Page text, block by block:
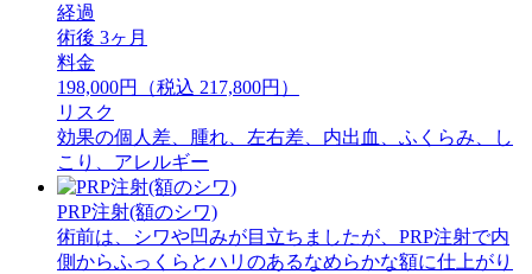
経過
術後 3ヶ月
料金
198,000円（税込 217,800円）
リスク
効果の個人差、腫れ、左右差、内出血、ふくらみ、し
こり、アレルギー
PRP注射(額のシワ)
術前は、シワや凹みが目立ちましたが、PRP注射で内
側からふっくらとハリのあるなめらかな額に仕上がり